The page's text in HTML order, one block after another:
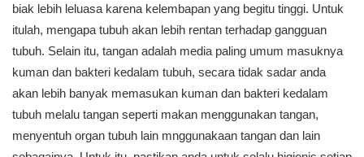
biak lebih leluasa karena kelembapan yang begitu tinggi. Untuk
itulah, mengapa tubuh akan lebih rentan terhadap gangguan
tubuh. Selain itu, tangan adalah media paling umum masuknya
kuman dan bakteri kedalam tubuh, secara tidak sadar anda
akan lebih banyak memasukan kuman dan bakteri kedalam
tubuh melalu tangan seperti makan menggunakan tangan,
menyentuh organ tubuh lain mnggunakaan tangan dan lain